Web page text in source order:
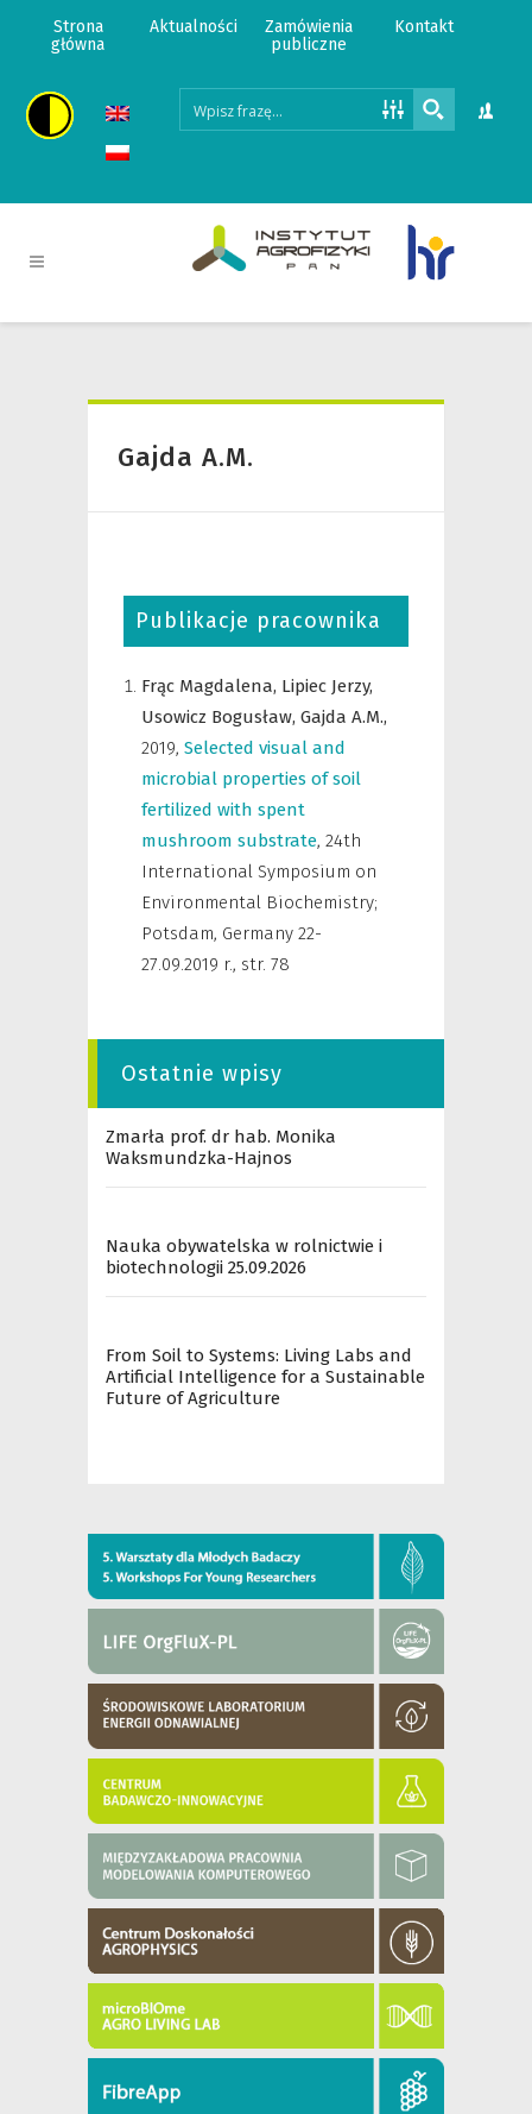
Strona
główna
Aktualności
Zamówienia
publiczne
Kontakt
Gajda A.M.
Publikacje pracownika
Frąc Magdalena, Lipiec Jerzy,
Usowicz Bogusław, Gajda A.M.,
2019, Selected visual and
microbial properties of soil
fertilized with spent
mushroom substrate, 24th
International Symposium on
Environmental Biochemistry;
Potsdam, Germany 22-
27.09.2019 r., str. 78
Ostatnie wpisy
Zmarła prof. dr hab. Monika
Waksmundzka-Hajnos
Nauka obywatelska w rolnictwie i
biotechnologii 25.09.2026
From Soil to Systems: Living Labs and
Artificial Intelligence for a Sustainable
Future of Agriculture